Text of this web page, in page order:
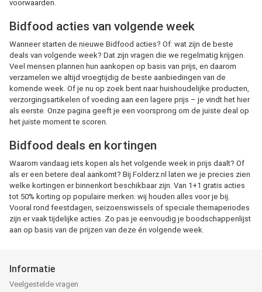
voorwaarden.
Bidfood acties van volgende week
Wanneer starten de nieuwe Bidfood acties? Of: wat zijn de beste
deals van volgende week? Dat zijn vragen die we regelmatig krijgen.
Veel mensen plannen hun aankopen op basis van prijs, en daarom
verzamelen we altijd vroegtijdig de beste aanbiedingen van de
komende week. Of je nu op zoek bent naar huishoudelijke producten,
verzorgingsartikelen of voeding aan een lagere prijs – je vindt het hier
als eerste. Onze pagina geeft je een voorsprong om de juiste deal op
het juiste moment te scoren.
Bidfood deals en kortingen
Waarom vandaag iets kopen als het volgende week in prijs daalt? Of
als er een betere deal aankomt? Bij Folderz.nl laten we je precies zien
welke kortingen er binnenkort beschikbaar zijn. Van 1+1 gratis acties
tot 50% korting op populaire merken: wij houden alles voor je bij.
Vooral rond feestdagen, seizoenswissels of speciale themaperiodes
zijn er vaak tijdelijke acties. Zo pas je eenvoudig je boodschappenlijst
aan op basis van de prijzen van deze én volgende week.
Informatie
Veelgestelde vragen